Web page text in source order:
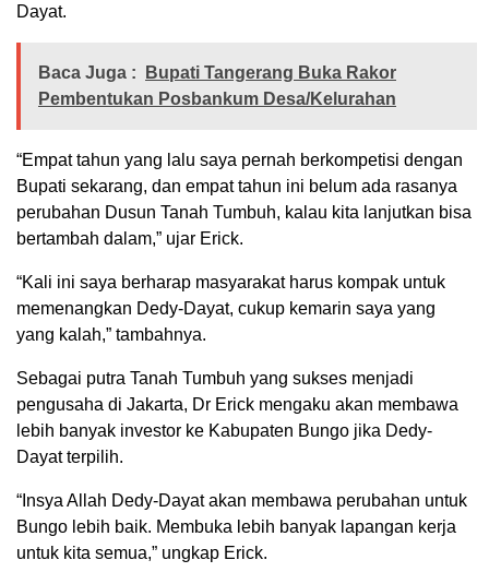
Dayat.
Baca Juga :
Bupati Tangerang Buka Rakor
Pembentukan Posbankum Desa/Kelurahan
“Empat tahun yang lalu saya pernah berkompetisi dengan
Bupati sekarang, dan empat tahun ini belum ada rasanya
perubahan Dusun Tanah Tumbuh, kalau kita lanjutkan bisa
bertambah dalam,” ujar Erick.
“Kali ini saya berharap masyarakat harus kompak untuk
memenangkan Dedy-Dayat, cukup kemarin saya yang
yang kalah,” tambahnya.
Sebagai putra Tanah Tumbuh yang sukses menjadi
pengusaha di Jakarta, Dr Erick mengaku akan membawa
lebih banyak investor ke Kabupaten Bungo jika Dedy-
Dayat terpilih.
“Insya Allah Dedy-Dayat akan membawa perubahan untuk
Bungo lebih baik. Membuka lebih banyak lapangan kerja
untuk kita semua,” ungkap Erick.